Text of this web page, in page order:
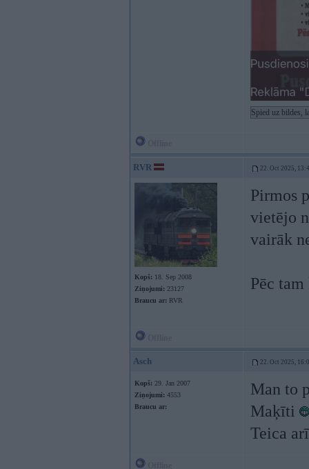
Spied uz bildes,
RVR 22. Oct 2025,
Kopš: 18. Sep 2008
Ziņojumi: 23127
Braucu ar: RVR
Pirmos
vietējo
vairāk
Pēc
Asch 22. Oct 2025,
Kopš: 29. Jan 2007
Ziņojumi: 4553
Braucu ar:
Man to
Maķīti
Teica